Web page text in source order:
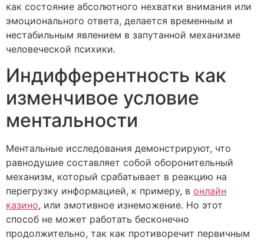
как состояние абсолютного нехватки внимания или
эмоционального ответа, делается временным и
нестабильным явлением в запутанной механизме
человеческой психики.
Индифферентность как
изменчивое условие
ментальности
Ментальные исследования демонстрируют, что
равнодушие составляет собой оборонительный
механизм, который срабатывает в реакцию на
перегрузку информацией, к примеру, в онлайн
казино, или эмотивное изнеможение. Но этот
способ не может работать бесконечно
продолжительно, так как противоречит первичным